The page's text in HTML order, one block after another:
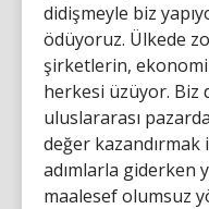
didişmeyle biz
ödüyoruz. Ülkede
şirketlerin,
herkesi üzüyor. Biz
uluslararası
değer
adımlarla giderken
maalesef olumsuz